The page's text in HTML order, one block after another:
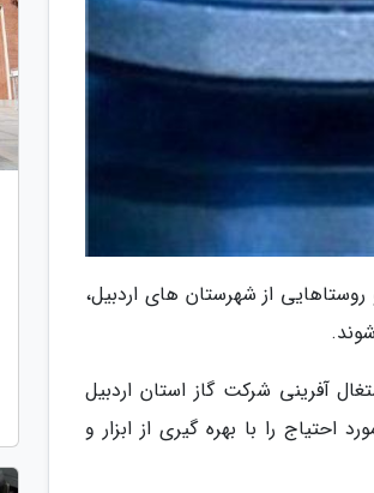
از شهرستان های اردبیل،
آفرینی شرکت گاز استان اردبیل
را با بهره گیری از ابزار و